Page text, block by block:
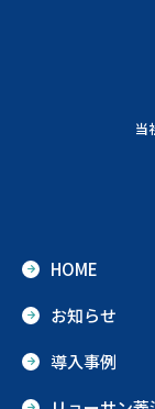
当
HOME
お知らせ
導入事例